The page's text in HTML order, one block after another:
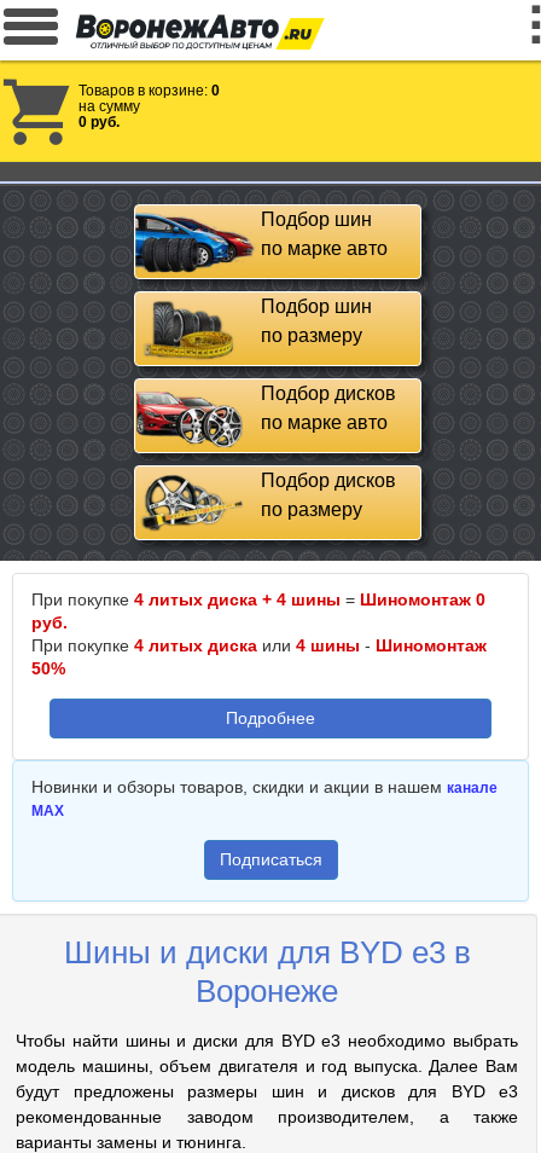
Товаров в корзине: 0
на сумму
0 руб.
Подбор шин
по марке авто
Подбор шин
по размеру
Подбор дисков
по марке авто
Подбор дисков
по размеру
При покупке 4 литых диска + 4 шины = Шиномонтаж 0
руб.
При покупке 4 литых диска или 4 шины - Шиномонтаж
50%
Подробнее
Новинки и обзоры товаров, скидки и акции в нашем канале
MAX
Подписаться
Шины и диски для BYD e3 в
Воронеже
Чтобы найти шины и диски для BYD e3 необходимо выбрать
модель машины, объем двигателя и год выпуска. Далее Вам
будут предложены размеры шин и дисков для BYD e3
рекомендованные заводом производителем, а также
варианты замены и тюнинга.